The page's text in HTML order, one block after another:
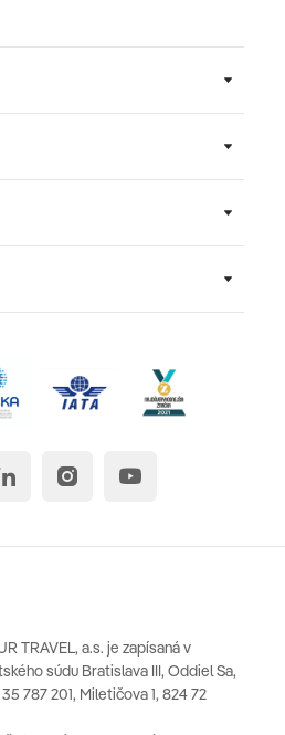
TRAVEL, a.s. je zapísaná v
súdu Bratislava III, Oddiel Sa,
787 201, Miletičova 1, 824 72